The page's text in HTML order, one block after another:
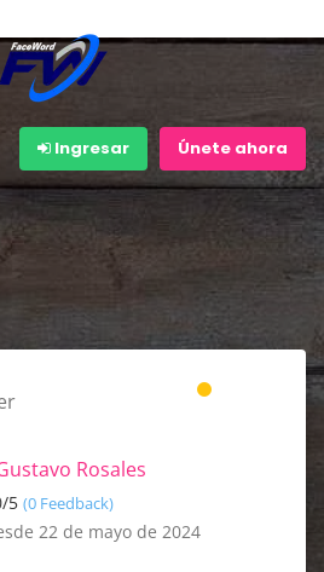
Ingresar Únete ahora
Rosales
5 (0 Feedback)
22 de mayo de 2024